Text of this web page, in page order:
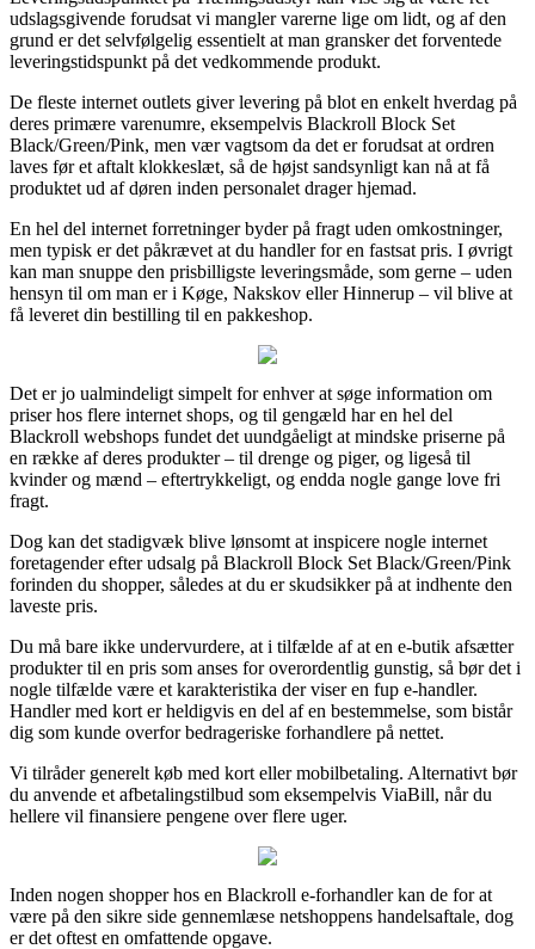
udslagsgivende forudsat vi mangler varerne lige om lidt, og af den
grund er det selvfølgelig essentielt at man gransker det forventede
leveringstidspunkt på det vedkommende produkt.
De fleste internet outlets giver levering på blot en enkelt hverdag på
deres primære varenumre, eksempelvis Blackroll Block Set
Black/Green/Pink, men vær vagtsom da det er forudsat at ordren
laves før et aftalt klokkeslæt, så de højst sandsynligt kan nå at få
produktet ud af døren inden personalet drager hjemad.
En hel del internet forretninger byder på fragt uden omkostninger,
men typisk er det påkrævet at du handler for en fastsat pris. I øvrigt
kan man snuppe den prisbilligste leveringsmåde, som gerne – uden
hensyn til om man er i Køge, Nakskov eller Hinnerup – vil blive at
få leveret din bestilling til en pakkeshop.
Det er jo ualmindeligt simpelt for enhver at søge information om
priser hos flere internet shops, og til gengæld har en hel del
Blackroll webshops fundet det uundgåeligt at mindske priserne på
en række af deres produkter – til drenge og piger, og ligeså til
kvinder og mænd – eftertrykkeligt, og endda nogle gange love fri
fragt.
Dog kan det stadigvæk blive lønsomt at inspicere nogle internet
foretagender efter udsalg på Blackroll Block Set Black/Green/Pink
forinden du shopper, således at du er skudsikker på at indhente den
laveste pris.
Du må bare ikke undervurdere, at i tilfælde af at en e-butik afsætter
produkter til en pris som anses for overordentlig gunstig, så bør det i
nogle tilfælde være et karakteristika der viser en fup e-handler.
Handler med kort er heldigvis en del af en bestemmelse, som bistår
dig som kunde overfor bedrageriske forhandlere på nettet.
Vi tilråder generelt køb med kort eller mobilbetaling. Alternativt bør
du anvende et afbetalingstilbud som eksempelvis ViaBill, når du
hellere vil finansiere pengene over flere uger.
Inden nogen shopper hos en Blackroll e-forhandler kan de for at
være på den sikre side gennemlæse netshoppens handelsaftale, dog
er det oftest en omfattende opgave.